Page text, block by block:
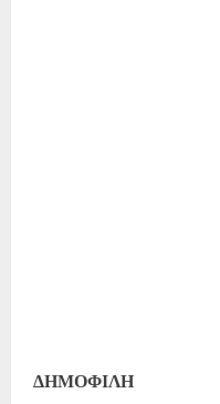
ΔΗΜΟΦΙΛΗ